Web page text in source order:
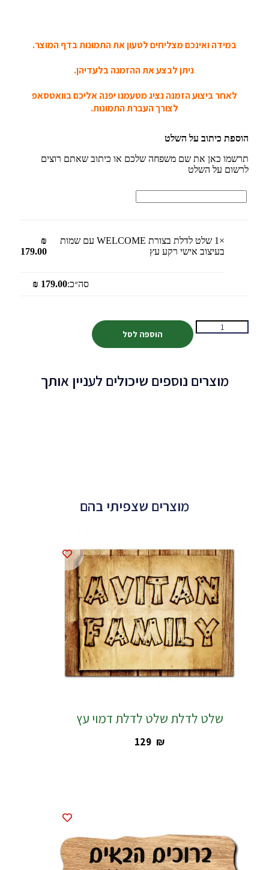
במידה ואינכם מצליחים לטעון את התמונות בדף המוצר.
ניתן לבצע את ההזמנה בלעדיהן.
לאחר ביצוע הזמנה נציג מטעמנו יפנה אליכם בוואטסאפ
לצורך העברת התמונות.
הוספת כיתוב על השלט
תרשמו כאן את שם משפחה שלכם או כיתוב שאתם רוצים
לרשום על השלט
×1
שלט לדלת בצורת WELCOME עם שמות
בעיצוב אישי רקע עץ
₪
179.00
סה״כ: ₪ 179.00
הוספה לסל
מוצרים נוספים שיכולים לעניין אותך
מוצרים שצפיתי בהם
שלט לדלת שלט לדלת דמוי עץ
‎129 ₪